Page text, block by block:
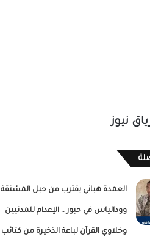
نيوز
العمدة هباني يقترب من حبل المشنقة
وودالياس في حبور .. الإعدام للمدنيين
وخلاوي القرآن لباعة الذخيرة من كتائب